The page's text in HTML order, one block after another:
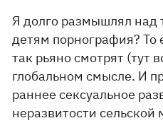
Я долго размышлял над
детям порнография? То
так рьяно смотрят (тут
глобальном смысле. И
раннее сексуальное
неразвитости